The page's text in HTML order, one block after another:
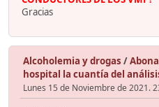
Gracias
Alcoholemia y drogas /
hospital la cuantía del
Lunes 15 de Noviembre de 2021.